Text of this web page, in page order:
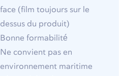
face (film toujours sur le
dessus du produit)
Bonne formabilité
Ne convient pas en
environnement maritime